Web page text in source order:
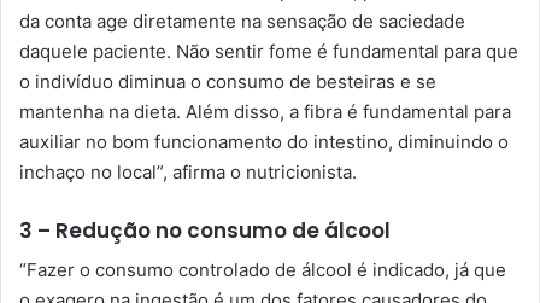
da conta age diretamente na sensação de saciedade
daquele paciente. Não sentir fome é fundamental para que
o indivíduo diminua o consumo de besteiras e se
mantenha na dieta. Além disso, a fibra é fundamental para
auxiliar no bom funcionamento do intestino, diminuindo o
inchaço no local”, afirma o nutricionista.
3 – Redução no consumo de álcool
“Fazer o consumo controlado de álcool é indicado, já que